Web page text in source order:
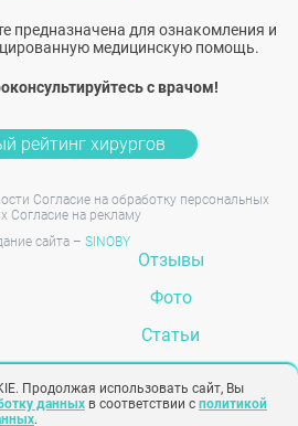
предназначена для ознакомления и
медицинскую помощь.
с врачом!
рейтинг хирургов
Согласие на обработку персональных
Согласие на рекламу
сайта – SINOBY
Отзывы
Фото
Статьи
Продолжая использовать сайт, Вы
данных в соответствии с политикой
.